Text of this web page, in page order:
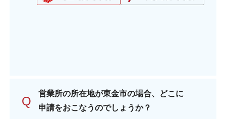
Q
営業所の所在地が東金市の場合、どこに
申請をおこなうのでしょうか？